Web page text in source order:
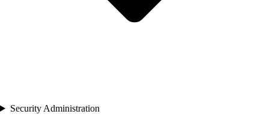
Security Administration